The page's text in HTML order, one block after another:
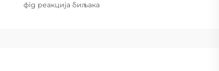
фгд реакција биљака